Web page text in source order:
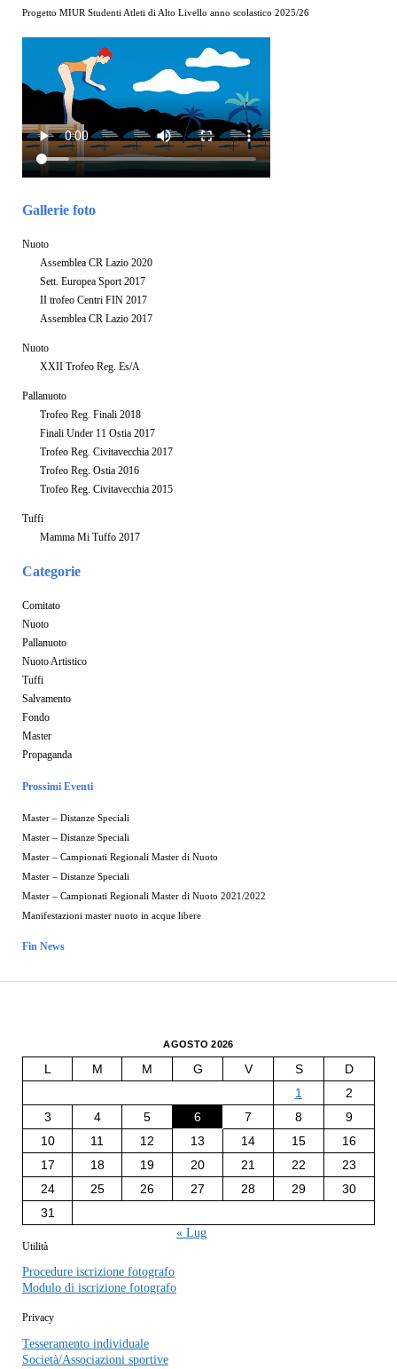
Progetto MIUR Studenti Atleti di Alto Livello anno scolastico 2025/26
Gallerie foto
Nuoto
Assemblea CR Lazio 2020
Sett. Europea Sport 2017
II trofeo Centri FIN 2017
Assemblea CR Lazio 2017
Nuoto
XXII Trofeo Reg. Es/A
Pallanuoto
Trofeo Reg. Finali 2018
Finali Under 11 Ostia 2017
Trofeo Reg. Civitavecchia 2017
Trofeo Reg. Ostia 2016
Trofeo Reg. Civitavecchia 2015
Tuffi
Mamma Mi Tuffo 2017
Categorie
Comitato
Nuoto
Pallanuoto
Nuoto Artistico
Tuffi
Salvamento
Fondo
Master
Propaganda
Prossimi Eventi
Master – Distanze Speciali
Master – Distanze Speciali
Master – Campionati Regionali Master di Nuoto
Master – Distanze Speciali
Master – Campionati Regionali Master di Nuoto 2021/2022
Manifestazioni master nuoto in acque libere
Fin News
AGOSTO 2026
L M M G V S
D
1
2
3
4 5 6 7 8
9
10
11 12 13 14 15
16
17
18 19 20 21 22
23
24
25 26 27 28 29
30
31
« Lug
Utilità
Procedure iscrizione fotografo
Modulo di iscrizione fotografo
Privacy
Tesseramento individuale
Società/Associazioni sportive